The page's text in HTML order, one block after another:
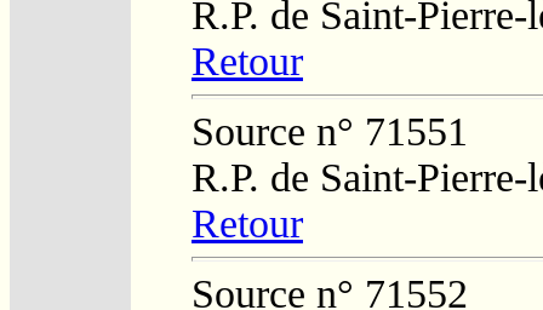
R.P. de Saint-
Retour
Source n° 71551
R.P. de Saint-
Retour
Source n° 71552